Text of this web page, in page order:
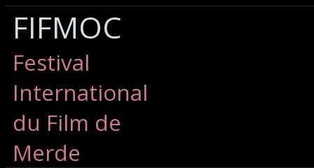
FIFMOC
Festival
International
du Film de
Merde